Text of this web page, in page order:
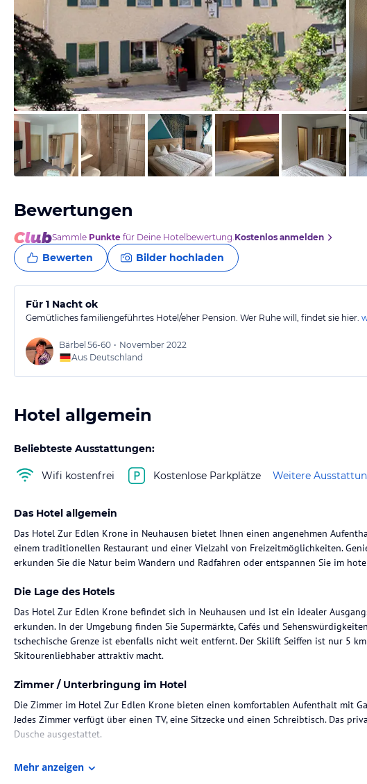
von Booking.com
Bewertungen
Sammle Punkte für Deine Hotelbewertung.Kostenlos anmelden
Bewerten Bilder hochladen
Für 1 Nacht ok
Gemütliches familiengeführtes Hotel/eher Pension. Wer Ruhe will, findet sie hier.
Bärbel 56-60 • November 2022
Aus Deutschland
Hotel allgemein
Beliebteste Ausstattungen:
Wifi kostenfrei Kostenlose Parkplätze Weitere
Das Hotel allgemein
Das Hotel Zur Edlen Krone in Neuhausen bietet Ihnen einen angenehmen
einem traditionellen Restaurant und einer Vielzahl von Freizeitmöglichkeiten.
erkunden Sie die Natur beim Wandern und Radfahren oder entspannen Sie im
Die Lage des Hotels
Das Hotel Zur Edlen Krone befindet sich in Neuhausen und ist ein idealer
erkunden. In der Umgebung finden Sie Supermärkte, Cafés und
tschechische Grenze ist ebenfalls nicht weit entfernt. Der Skilift Seiffen ist nur 5
Skitourenliebhaber attraktiv macht.
Zimmer / Unterbringung im Hotel
Die Zimmer im Hotel Zur Edlen Krone bieten einen komfortablen Aufenthalt mit
Jedes Zimmer verfügt über einen TV, eine Sitzecke und einen Schreibtisch. Das
Dusche ausgestattet.
Gastronomie im Hotel
Mehr anzeigen